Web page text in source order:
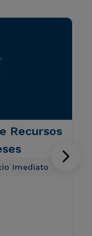
Recursos
Imediato